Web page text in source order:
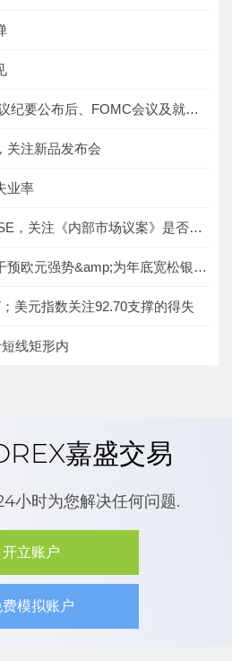
澳元/美元在澳联储会议纪要公布后、FOMC会议及就业数据公布前走低
关注新品发布会
业率
疫苗乐观情绪推高FTSE，关注《内部市场议案》是否获批
欧洲央行前瞻：口头干预欧元强势&amp;为年底宽松银根“造势”
美元指数关注92.70支撑的得失
线矩形内
嘉盛交易
小时为您解决任何问题.
开立账户
费模拟账户